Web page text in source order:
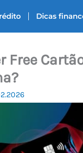
Dicas
Free